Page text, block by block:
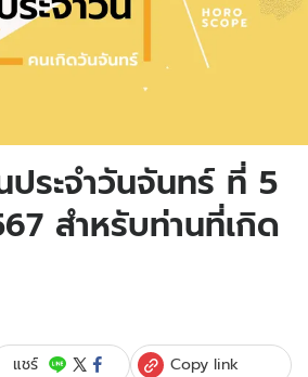
ระจำวันจันทร์ ที่ 5
สำหรับท่านที่เกิด
แชร์ Copy link